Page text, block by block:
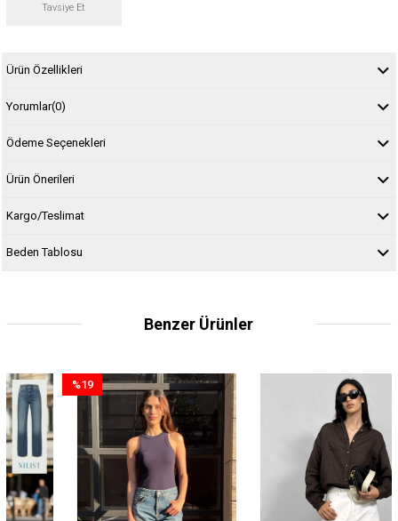
Tavsiye Et
Ürün Özellikleri
Yorumlar(0)
Ödeme Seçenekleri
Ürün Önerileri
Kargo/Teslimat
Beden Tablosu
Benzer Ürünler
%19
İndirim
%19İndirim